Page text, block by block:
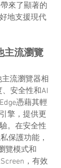
來了顯著的
地支援現代
主流瀏覽
流瀏覽器相
、安全性和AI
憑藉其輕
擎，提供更
。在安全性
保護功能，
覽模式和
，有效